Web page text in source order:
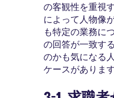
の客観性を重視
によって人物像
も特定の業務に
の回答が一致す
のかも気になる
ケースがあります